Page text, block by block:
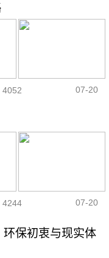
4052 07-20
4244 07-20
环保初衷与现实体